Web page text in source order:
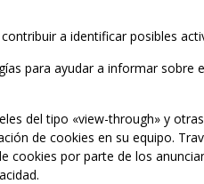
a identificar posibles
para ayudar a informar
del tipo «view-through» y
de cookies en su equipo.
cookies por parte de los